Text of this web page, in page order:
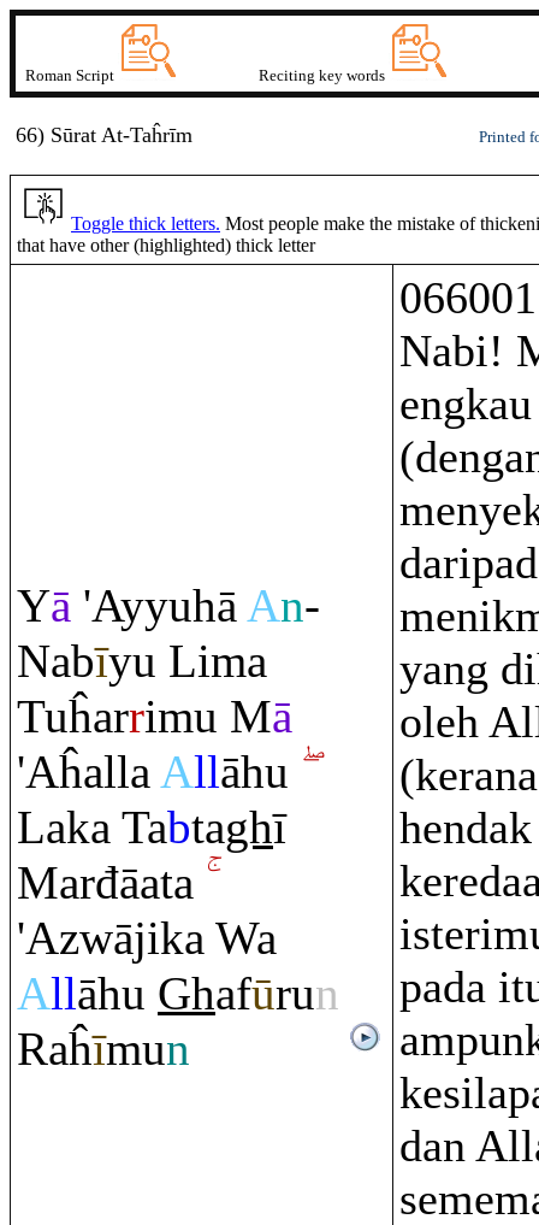
Roman Script Reciting key words
66) Sūrat At-Taĥrīm Printed
Toggle thick letters. Most people make the mistake of
that have other (highlighted) thick letter
Yā 'AyyuhāAn-
Nabīyu Lima
Tuĥarrimu Mā
'AĥallaAllāhu
Laka Tabtaghī
Marđāata
'Azwājika Wa
Allāhu Ghafūrun
Raĥīmun
Nabi!
yang
oleh
pada
dan